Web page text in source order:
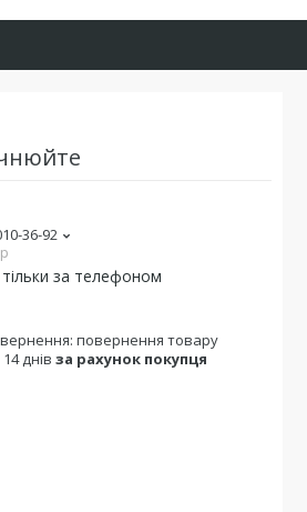
36-92
за телефоном
повернення товару
днів за рахунок покупця